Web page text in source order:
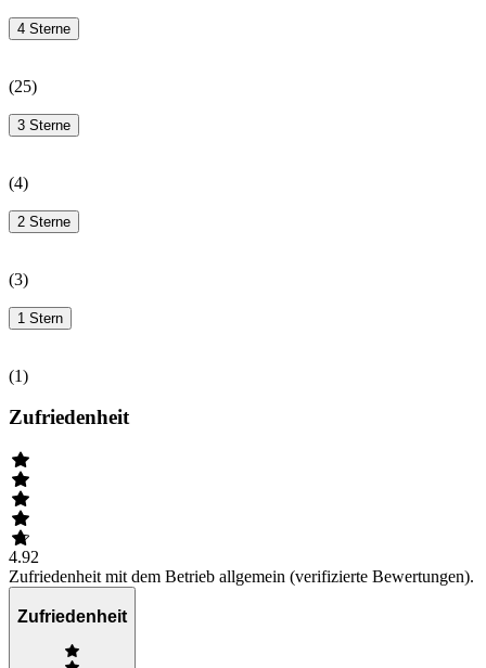
4 Sterne
(25)
3 Sterne
(4)
2 Sterne
(3)
1 Stern
(1)
Zufriedenheit
4.92
Zufriedenheit mit dem Betrieb allgemein (verifizierte Bewertungen).
Zufriedenheit